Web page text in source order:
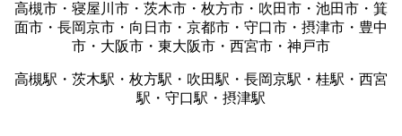
高槻市・寝屋川市・茨木市・枚方市・吹田市・池田市・箕
面市・長岡京市・向日市・京都市・守口市・摂津市・豊中
市・大阪市・東大阪市・西宮市・神戸市
高槻駅・茨木駅・枚方駅・吹田駅・長岡京駅・桂駅・西宮
駅・守口駅・摂津駅